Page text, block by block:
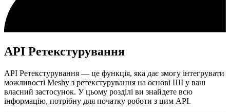
API Ретекстурування
API Ретекстурування — це функція, яка дає змогу інтегрувати
можливості Meshy з ретекстурування на основі ШІ у ваш
власний застосунок. У цьому розділі ви знайдете всю
інформацію, потрібну для початку роботи з цим API.